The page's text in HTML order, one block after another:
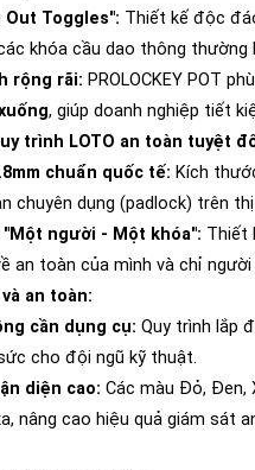
Out Toggles": Thiết kế độc
khóa cầu dao thông thường
rộng rãi: PROLOCKEY POT
, giúp doanh nghiệp tiết
trình LOTO an toàn tuyệt
chuẩn quốc tế: Kích
chuyên dụng (padlock) trên
"Một người - Một khóa": Thiết
an toàn của mình và chỉ
an toàn:
cần dụng cụ: Quy trình lắp
cho đội ngũ kỹ thuật.
diện cao: Các màu Đỏ, Đen,
nâng cao hiệu quả giám sát